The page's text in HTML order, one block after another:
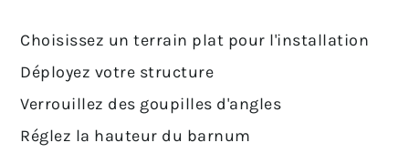
Choisissez un terrain plat pour l'installation
Déployez votre structure
Verrouillez des goupilles d'angles
Réglez la hauteur du barnum